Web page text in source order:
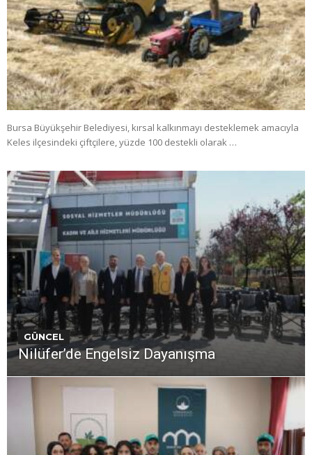
Bursa Büyükşehir Belediyesi, kırsal kalkınmayı desteklemek amacıyla
Keles ilçesindeki çiftçilere, yüzde 100 destekli olarak …
GÜNCEL
Nilüfer’de Engelsiz Dayanışma